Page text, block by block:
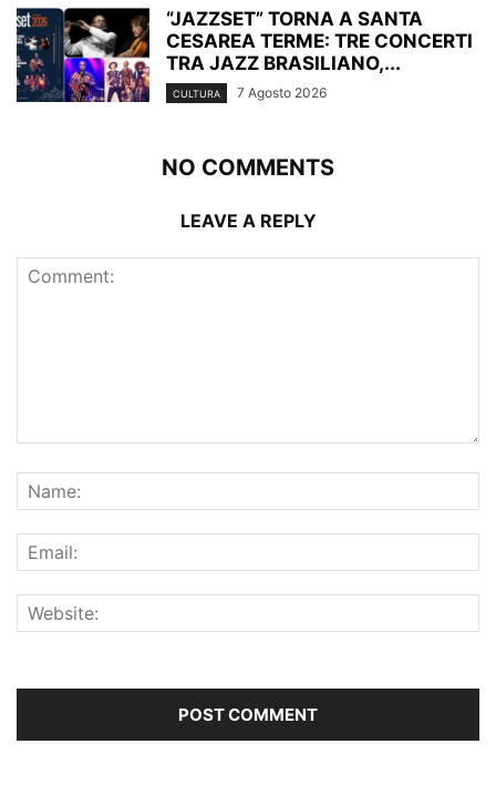
“JAZZSET” TORNA A SANTA
CESAREA TERME: TRE CONCERTI
TRA JAZZ BRASILIANO,...
CULTURA 7 Agosto 2026
NO COMMENTS
LEAVE A REPLY